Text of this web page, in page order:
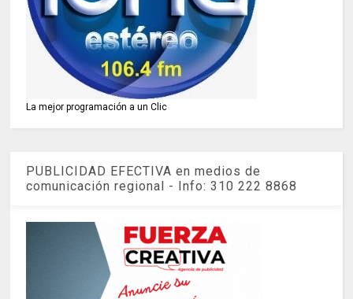
La mejor programación a un Clic
PUBLICIDAD EFECTIVA en medios de
comunicación regional - Info: 310 222 8868